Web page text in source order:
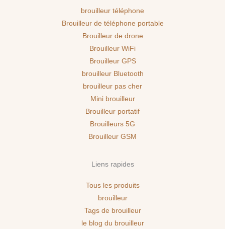
brouilleur téléphone
Brouilleur de téléphone portable
Brouilleur de drone
Brouilleur WiFi
Brouilleur GPS
brouilleur Bluetooth
brouilleur pas cher
Mini brouilleur
Brouilleur portatif
Brouilleurs 5G
Brouilleur GSM
Liens rapides
Tous les produits
brouilleur
Tags de brouilleur
le blog du brouilleur